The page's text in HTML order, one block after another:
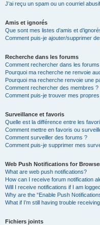
J’ai reçu un spam ou un courriel
Amis et ignorés
Que sont mes listes d’amis et
Comment puis-je ajouter/supprimer
Recherche dans les forums
Comment rechercher dans les
Pourquoi ma recherche ne renvoie
Pourquoi ma recherche renvoie une
Comment rechercher des membres ?
Comment puis-je trouver mes
Surveillance et favoris
Quelle est la différence entre les
Comment mettre en favoris ou
Comment surveiller des forums ?
Comment puis-je supprimer mes
Web Push Notifications for
What are web push notifications?
How can I receive forum notification
Will I receive notifications if I am
Why are the “Enable Push
What if I’m still having trouble
Fichiers joints